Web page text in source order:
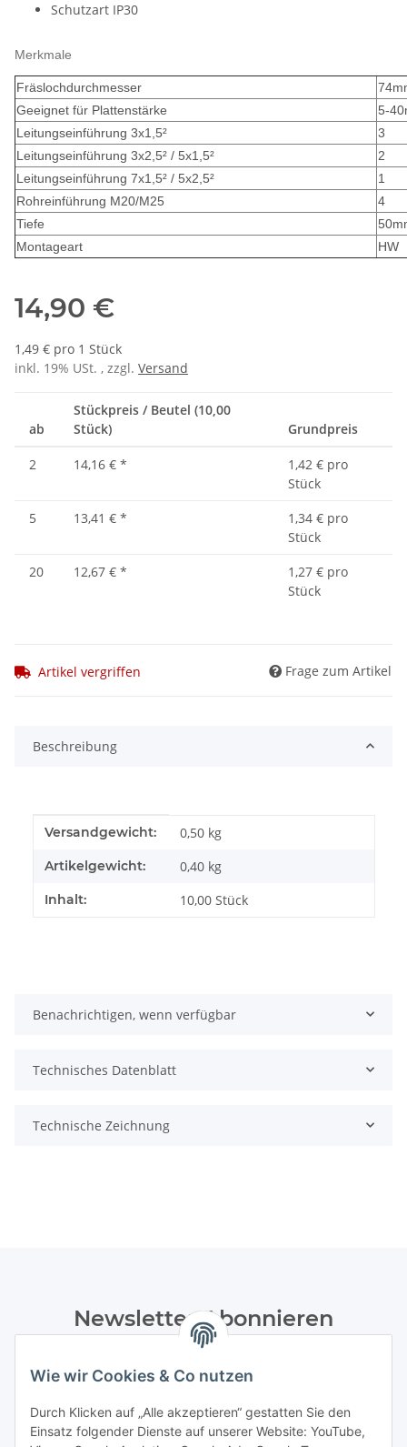
Wie wir Cookies & Co nutzen
Durch Klicken auf „Alle akzeptieren“ gestatten Sie den
Einsatz folgender Dienste auf unserer Website: YouTube,
Schutzart IP30
Merkmale
Fräslochdurchmesser
Geeignet für Plattenstärke
5-
Leitungseinführung 3x1,5²
3
Leitungseinführung 3x2,5² / 5x1,5²
2
Leitungseinführung 7x1,5² / 5x2,5²
1
Rohreinführung M20/M25
4
Tiefe
Montageart
HW
14,90 €
1,49 € pro 1 Stück
inkl. 19% USt. , zzgl. Versand
ab
Stückpreis / Beutel (10,00
Stück)
Grundpreis
2 14,16 € *
1,42 € pro
Stück
5
13,41 € *
1,34 € pro
Stück
20
12,67 € *
1,27 € pro
Stück
Artikel vergriffen Frage zum Artikel
Beschreibung
Produkteigenschaft
Wert
Versandgewicht: 0,50 kg
Artikelgewicht: 0,40 kg
Inhalt: 10,00 Stück
Benachrichtigen, wenn verfügbar
Technisches Datenblatt
Technische Zeichnung
Newsletter Abonnieren
Datenschutzerklärungregelmäßig und jederzeit widerruflich
Abonnieren